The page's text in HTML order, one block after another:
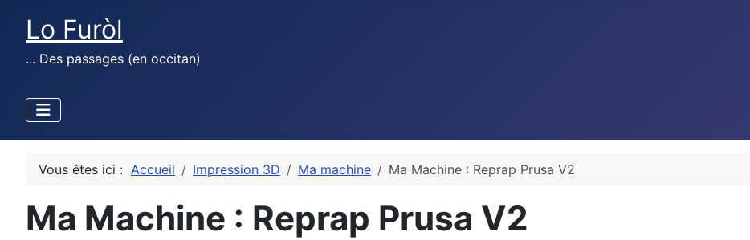
Lo Furòl
... Des passages (en occitan)
Vous êtes ici : Accueil Impression 3D Ma machine Ma Machine : Reprap Prusa V2
Ma Machine : Reprap Prusa V2